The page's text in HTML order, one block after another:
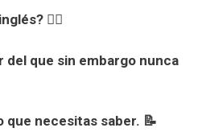
🤷‍♀️
del que sin embargo nunca
que necesitas saber. 📝